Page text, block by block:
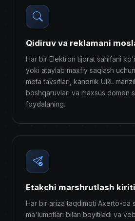
Qidiruv va reklamani
Har bir Elektron tijorat sahifani
yoki ataylab maxfiy saqlash
meta tavsiflari, kanonik URL
boshqaruvlari va maxsus domen
foydalaning.
Etakchi marshrutlash
Har bir ariza taqdimoti Axerto-da
ma'lumotlari bilan boyitiladi va